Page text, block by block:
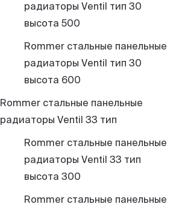
радиаторы Ventil тип 30
высота 500
Rommer стальные панельные
радиаторы Ventil тип 30
высота 600
Rommer стальные панельные
радиаторы Ventil 33 тип
Rommer стальные панельные
радиаторы Ventil 33 тип
высота 300
Rommer стальные панельные